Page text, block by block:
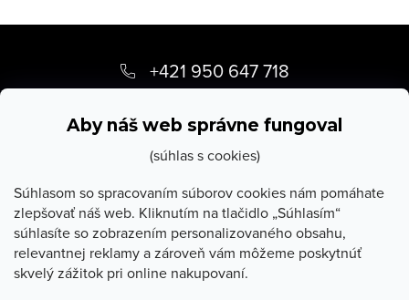
Aby náš web správne fungoval
(súhlas s cookies)
Súhlasom so spracovaním súborov cookies nám pomáhate
zlepšovať náš web. Kliknutím na tlačidlo „Súhlasím“
súhlasíte so zobrazením personalizovaného obsahu,
relevantnej reklamy a zároveň vám môžeme poskytnúť
skvelý zážitok pri online nakupovaní.
p
+421 950 647 718
O Stevula